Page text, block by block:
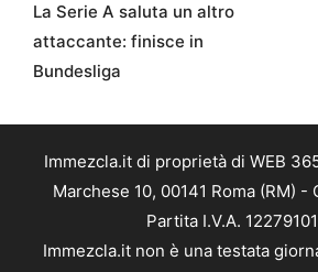
La Serie A saluta un altro
attaccante: finisce in
Bundesliga
Immezcla.it di proprietà di WEB
Marchese 10, 00141 Roma (RM) -
Partita I.V.A.
Immezcla.it non è una testata